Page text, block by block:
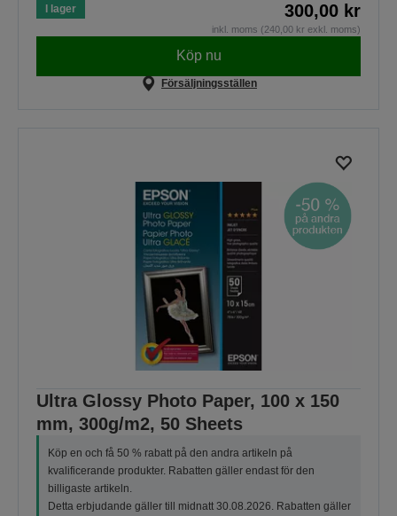
I lager 300,00 kr
inkl. moms (240,00 kr exkl. moms)
Köp nu
Försäljningsställen
Ultra Glossy Photo Paper, 100 x 150
mm, 300g/m2, 50 Sheets
Köp en och få 50 % rabatt på den andra artikeln på
kvalificerande produkter. Rabatten gäller endast för den
billigaste artikeln.
Detta erbjudande gäller till midnatt 30.08.2026. Rabatten gäller